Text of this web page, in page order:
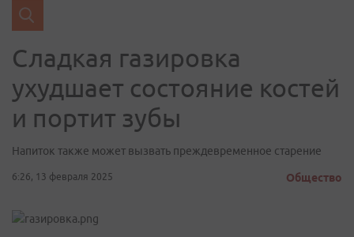
Сладкая газировка
ухудшает состояние костей
и портит зубы
Напиток также может вызвать преждевременное старение
6:26, 13 февраля 2025 Общество